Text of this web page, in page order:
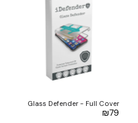
Glass Defender - Full Cover
₪79